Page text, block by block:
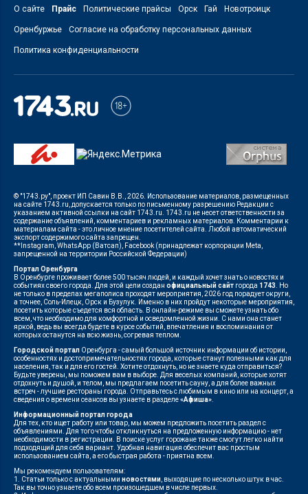
О сайте Прайс Политические прайсы Орск Гай Новотроицк
Оренбуржье Согласие на обработку персональных данных
Политика конфиденциальности
© "1743.ру", проект ИП Савин В.В., 2026. Использование материалов, размещенных
на сайте 1743.ru, допускается только по письменному разрешению Редакции с
указанием активной ссылки на сайт 1743.ru. 1743.ru не несет ответственности за
содержание объявлений, комментариев и рекламных материалов. Комментарии к
материалам сайта - это личное мнение посетителей сайта. Любой автоматический
экспорт содержимого сайта запрещен.
**Instagram, WhatsApp (Ватсап), Facebook (принадлежат корпорации Meta,
запрещенной на территории Российской Федерации)
Портал Оренбурга
В Оренбурге проживает более 500 тысяч людей, и каждый хочет знать о новостях и
событиях своего города. Для этой цели создан официальный сайт города 1743 . Но
не только в пределах мегаполиса проходят мероприятия, 2026 год порадует округи,
а точнее, Соль-Илецк, Орск и Бузулук. Именно в них пройдут некоторые мероприятия,
посетить которые съедется вся область. В онлайн-режиме вы сможете узнать обо
всем, что необходимо для комфортной и осведомленной жизни. С нами она станет
яркой, ведь вы всегда будете в курсе событий, впечатления и воспоминания от
которых останутся на всю жизнь, согревая теплом.
Городской портал Оренбурга - самый большой источник информации об истории,
особенностях и достопримечательностях города, которые станут полезными как для
населения, так и для его гостей. Хотите отдохнуть, но не знаете куда отправиться?
Будьте уверены, мы поможем вам в выборе. Для веселых компаний, которые хотят
отдохнуть и душой, и телом, мы предлагаем посетить сауну, а для более важных
встреч - лучшие рестораны города. Отправьтесь с любимым в кино или на концерт, а
сведения о времени сеансов вы узнаете в разделе«Афиша»
Информационный портал города
Для тех, кто ищет работу или товар, мы можем предложить посетить раздел с
объявлениями. Для того чтобы откликнуться на предложенную информацию - нет
необходимости в регистрации. В поиске услуг горожане также смогут легко найти
подходящий для себя вариант. Удобная навигация обеспечит вас простым
использованием сайта, а его быстрая работа - приятна всем.
Мы рекомендуем пользователям:
1. Статьи только с актуальными новостями , выходящие по несколько штук в час.
Так вы точно узнаете обо всем произошедшем в числе первых.